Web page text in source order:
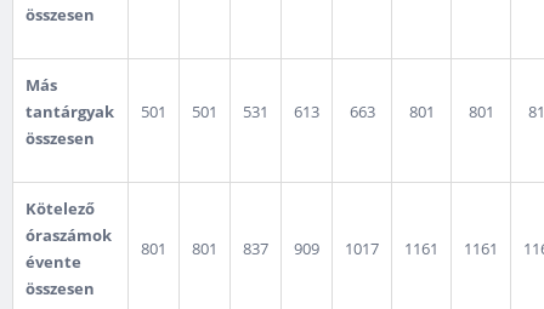
összesen
Más
tantárgyak
összesen
501 501 531 613 663 801 801
Kötelező
óraszámok
évente
összesen
801 801 837 909 1017 1161 1161